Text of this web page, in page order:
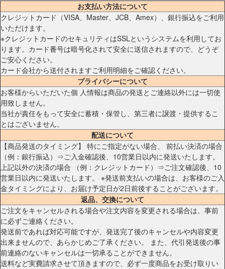
お支払い方法について
クレジットカード（VISA、Master、JCB、Amex）、銀行振込をご利用
いただけます。
※クレジットカードのセキュリティはSSLというシステムを利用してお
ります。カード番号は暗号化されて安全に送信されますので、どうぞ
ご安心ください。
カード会社から送付されますご利用明細をご確認ください。
プライバシーについて
お客様からいただいた個 人情報は商品の発送とご連絡以外には一切使
用致しません。
当社が責任をもって安全に蓄積・保管し、第三者に譲渡・提供するこ
とはございません。
配送について
【商品発送のタイミング】 特にご指定がない場合、 前払い決済の場合
（例：銀行振込）⇒ご入金確認後、10営業日以内に発送いたします。
上記以外の決済の場合 （例：クレジットカード）⇒ご注文確認後、10
営業日以内に発送いたします。 ※発送前支払いの場合は、お客様のご入
金タイミングにより、お届け予定日が2日前後することがございます。
返品、交換について
ご注文をキャンセルされる場合や注文内容を変更される場合は、事前
に必ずご連絡ください。
発送前であれば対応可能ですが、発送完了後のキャンセルや内容変更
出来ませんので、あらかじめご了承ください。 また、代引発送後の事
前連絡のないキャンセルは一切承ることができません。
送料など実費請求させて頂きますので、必ず一度商品をお受け取りい